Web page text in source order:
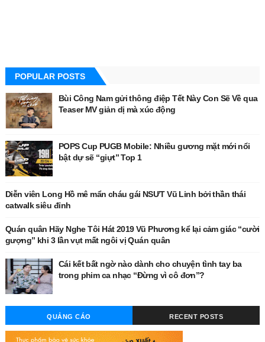
POPULAR POSTS
Bùi Công Nam gửi thông điệp Tết Này Con Sẽ Về qua
Teaser MV giản dị mà xúc động
POPS Cup PUGB Mobile: Nhiều gương mặt mới nổi
bật dự sẽ “giựt” Top 1
Diễn viên Long Hồ mê mẩn cháu gái NSƯT Vũ Linh bởi thần thái
catwalk siêu đỉnh
Quán quân Hãy Nghe Tôi Hát 2019 Vũ Phương kể lại cảm giác “cười
gượng” khi 3 lần vụt mất ngôi vị Quán quân
Cái kết bất ngờ nào dành cho chuyện tình tay ba
trong phim ca nhạc “Đừng vì cô đơn”?
QUẢNG CÁO RECENT POSTS